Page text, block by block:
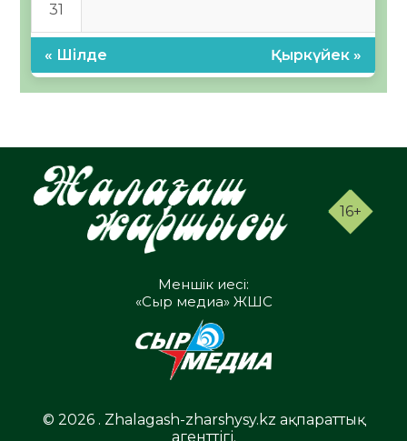
31
« Шілде Қыркүйек »
16+
Меншік иесі:
«Сыр медиа» ЖШС
© 2026 . Zhalagash-zharshysy.kz ақпараттық
агенттігі.